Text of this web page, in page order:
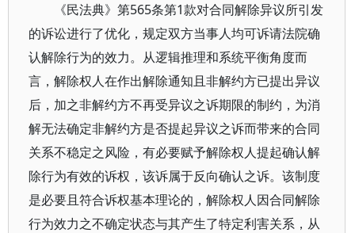
《民法典》第565条第1款对合同解除异议所引发
的诉讼进行了优化，规定双方当事人均可诉请法院确
认解除行为的效力。从逻辑推理和系统平衡角度而
言，解除权人在作出解除通知且非解约方已提出异议
后，加之非解约方不再受异议之诉期限的制约，为消
解无法确定非解约方是否提起异议之诉而带来的合同
关系不稳定之风险，有必要赋予解除权人提起确认解
除行为有效的诉权，该诉属于反向确认之诉。该制度
是必要且符合诉权基本理论的，解除权人因合同解除
行为效力之不确定状态与其产生了特定利害关系，从